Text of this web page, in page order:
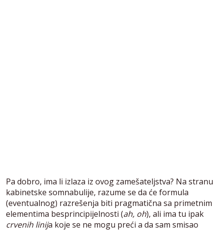
Pa dobro, ima li izlaza iz ovog zamešateljstva? Na stranu
kabinetske somnabulije, razume se da će formula
(eventualnog) razrešenja biti pragmatična sa primetnim
elementima besprincipijelnosti (ah, oh), ali ima tu ipak
crvenih linija koje se ne mogu preći a da sam smisao